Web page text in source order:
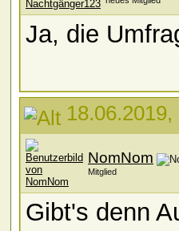
Ja, die
18.06.2019,
NomNom
Mitglied
Gibt's denn